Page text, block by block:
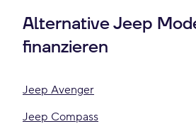
Alternative Jeep
finanzieren
Jeep Avenger
Jeep Compass